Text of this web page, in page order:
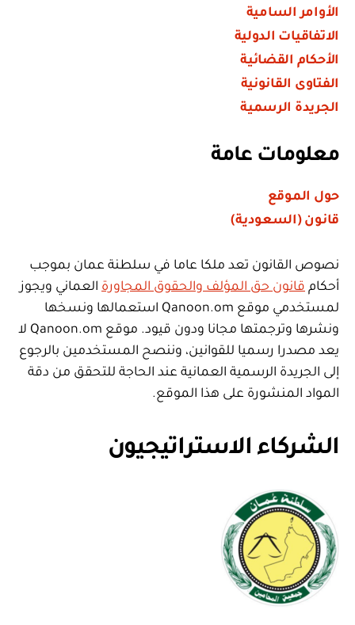
الأوامر السامية
الاتفاقيات الدولية
الأحكام القضائية
الفتاوى القانونية
الجريدة الرسمية
معلومات عامة
حول الموقع
قانون (السعودية)
نصوص القانون تعد ملكا عاما في سلطنة عمان بموجب
أحكام قانون حق المؤلف والحقوق المجاورة العماني ويجوز
لمستخدمي موقع Qanoon.om استعمالها ونسخها
ونشرها وترجمتها مجانا ودون قيود. موقع Qanoon.om لا
يعد مصدرا رسميا للقوانين، وننصح المستخدمين بالرجوع
إلى الجريدة الرسمية العمانية عند الحاجة للتحقق من دقة
المواد المنشورة على هذا الموقع.
الشركاء الاستراتيجيون